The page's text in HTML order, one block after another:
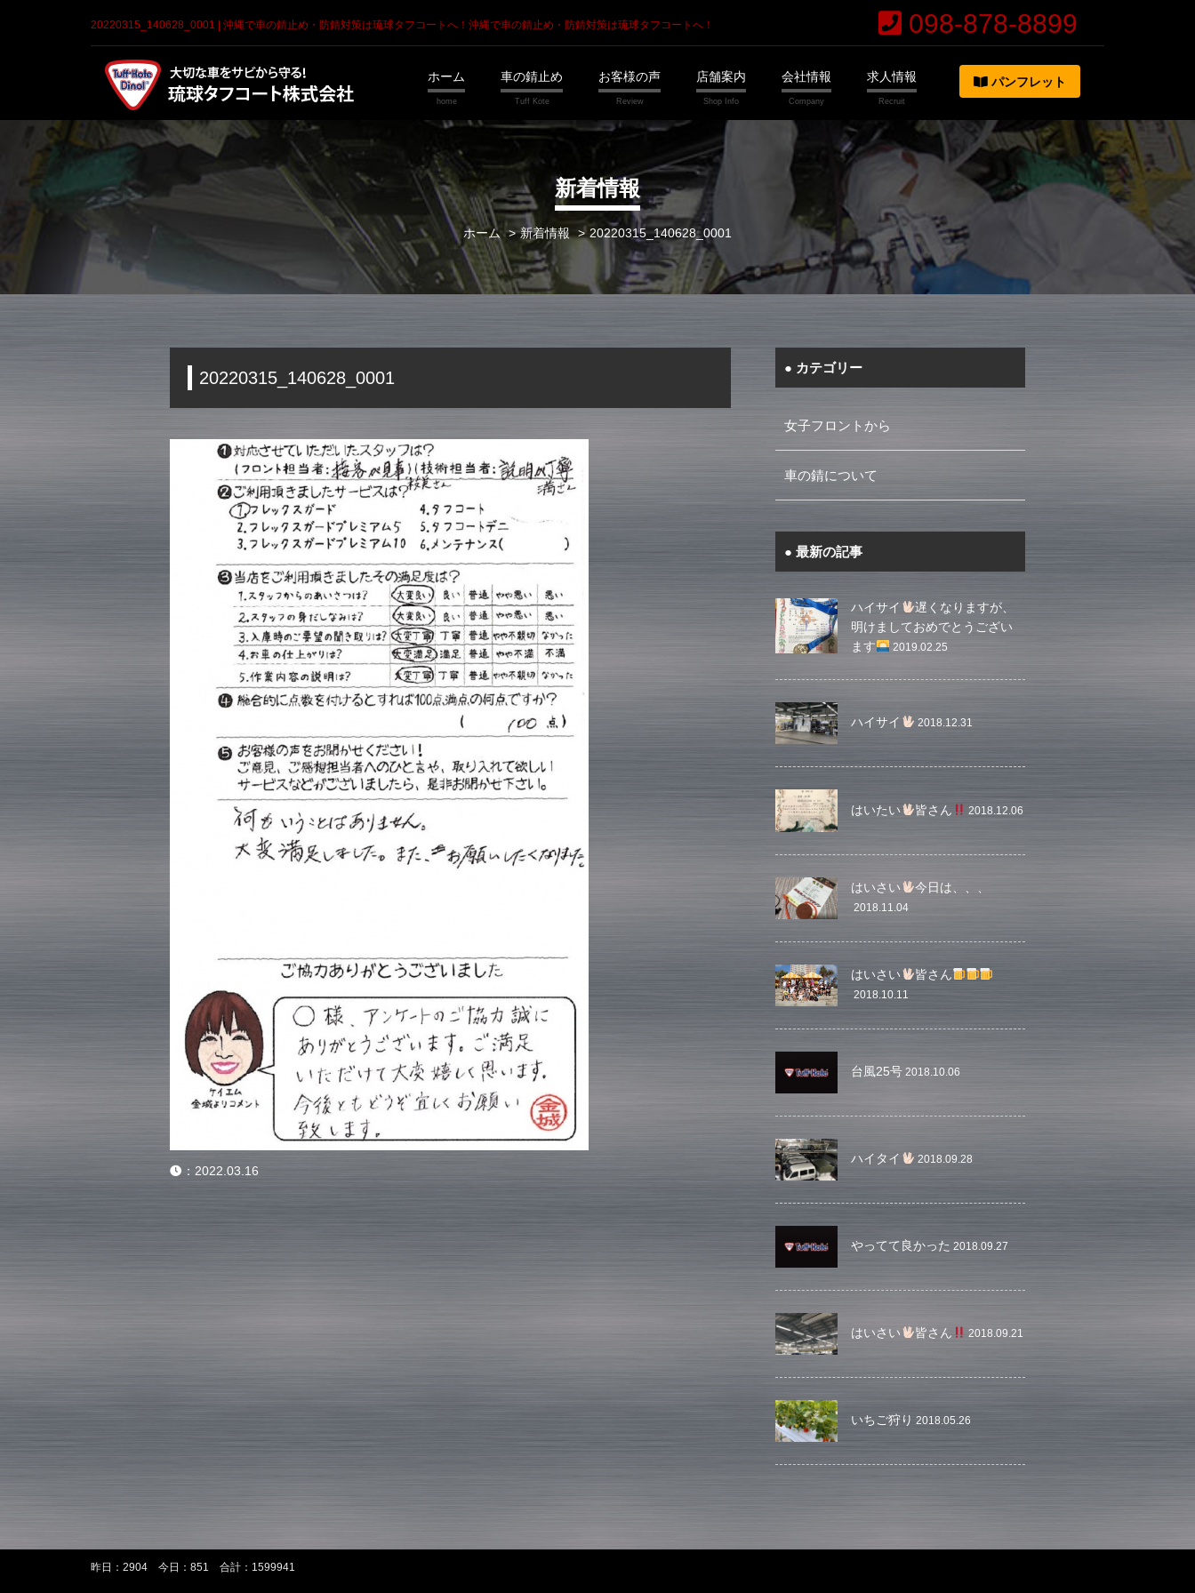
20220315_140628_0001 | 沖縄で車の錆止め・防錆対策は琉球タフコートへ！ 沖縄で車の錆止め・防錆対策は琉球タフコートへ！ 098-878-8899
ホーム 車の錆止め お客様の声 店舗案内 会社情報 求人情報 パンフレット
新着情報
ホーム 新着情報 20220315_140628_0001
20220315_140628_0001
： 2022.03.16
カテゴリー
女子フロントから
車の錆について
最新の記事
ハイサイ
遅くなりますが、
明けましておめでとうござい
ます
2019.02.25
ハイサイ 2018.12.31
はいたい 皆さん 2018.12.06
はいさい 今日は、、、
2018.11.04
はいさい 皆さん
2018.10.11
台風25号 2018.10.06
ハイタイ 2018.09.28
やってて良かった 2018.09.27
はいさい 皆さん 2018.09.21
いちご狩り 2018.05.26
昨日：2904 今日：851 合計：1599941